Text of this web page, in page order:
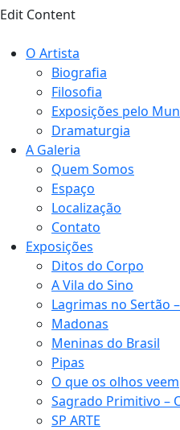
Edit Content
O Artista
Biografia
Filosofia
Exposições pelo
Dramaturgia
A Galeria
Quem Somos
Espaço
Localização
Contato
Exposições
Ditos do Corpo
A Vila do Sino
Lagrimas no Sertão
Madonas
Meninas do Brasil
Pipas
O que os olhos veem
Sagrado Primitivo –
SP ARTE